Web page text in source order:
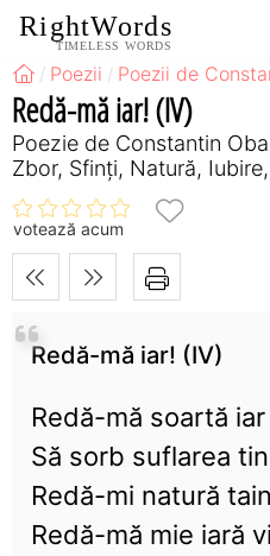
RightWords
TIMELESS WORDS
Poezii Poezii de
Redă-mă iar! (IV)
Poezie de Constantin
Zbor, Sfinți, Natură,
votează acum
Redă-mă iar! (IV)
Redă-mă soartă
Să sorb suflarea
Redă-mi natură
Redă-mă mie iară